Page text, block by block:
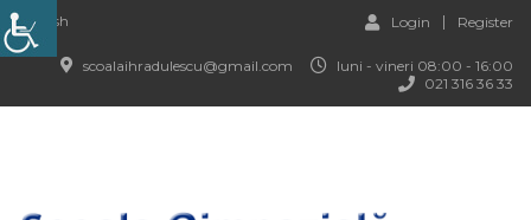
English Login Register
luni - vineri 08:00 - 16:00
scoalaihradulescu@gmail.com
021 316 36 33